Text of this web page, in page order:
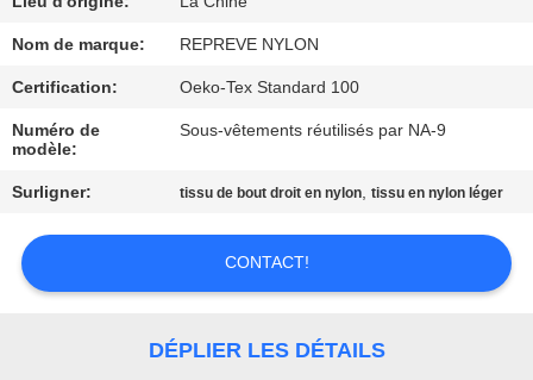
D'USINE
CONTRÔLE
DE
QUALITÉ
CONTACTEZ-
Nom de marque: REPREVE NYLON
Certification: Oeko-Tex Standard 100
Numéro de
modèle:
Sous-vêtements réutilisés par NA-9
Surligner: tissu de bout droit en nylon,tissu en nylon léger
CONTACT!
DÉPLIER LES DÉTAILS